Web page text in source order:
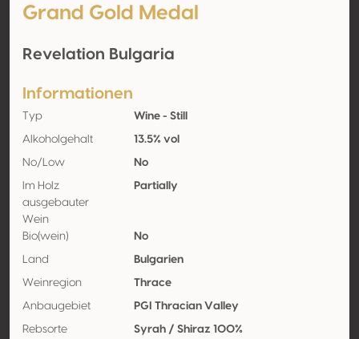
Grand Gold Medal
Revelation Bulgaria
Informationen
Typ Wine - Still
Alkoholgehalt 13.5% vol
No/Low No
Im Holz
ausgebauter
Wein
Partially
Bio(wein) No
Land Bulgarien
Weinregion Thrace
Anbaugebiet PGI Thracian Valley
Rebsorte Syrah / Shiraz 100%